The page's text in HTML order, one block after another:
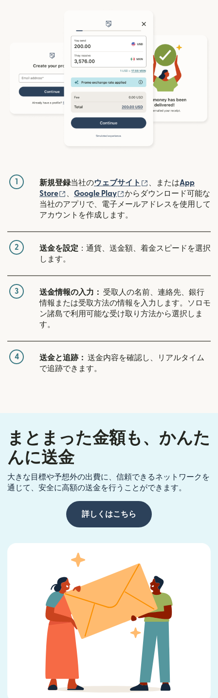
1 新規登録当社のウェブサイト （別ウィンドウで
、またはApp
Store
（別ウィンドウで開きます）
Google Play （別ウィンドウで開きま
からダウンロード可能な
当社のアプリで、電子メールアドレスを使用して
アカウントを作成します。
2 送金を設定 ：通貨、送金額、着金スピードを選択
します。
3 送金情報の入力：
受取人の名前、連絡先、銀行
情報または受取方法の情報を入力します。ソロモ
ン諸島で利用可能な受け取り方法から選択しま
す。
4 送金と追跡： 送金内容を確認し、リアルタイム
で追跡できます。
まとまった金額も、かんた
んに送金
大きな目標や予想外の出費に、信頼できるネットワークを
通じて、安全に高額の送金を行うことができます。
詳しくはこちら